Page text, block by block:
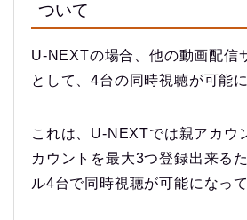
ついて
U-NEXTの場合、他の動画配信
として、4台の同時視聴が可能
これは、U-NEXTでは親アカウ
カウントを最大3つ登録出来る
ル4台で同時視聴が可能になっ